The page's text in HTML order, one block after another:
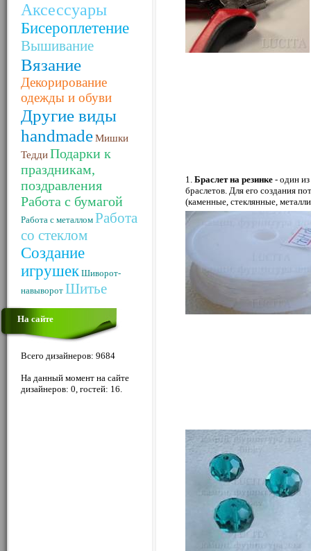
Аксессуары
Бисероплетение
Вышивание
Вязание
Декорирование
одежды и обуви
Другие виды
handmadeМишки
ТеддиПодарки к
праздникам,
поздравления
Работа с бумагой
Работа с металлом Работа
со стеклом
Создание
игрушек Шиворот-
навыворот Шитье
На сайте
Всего дизайнеров: 9684
На данный момент на сайте
дизайнеров: 0, гостей: 16.
1. Браслет на резинке - один
браслетов. Для его создания
(каменные, стеклянные,